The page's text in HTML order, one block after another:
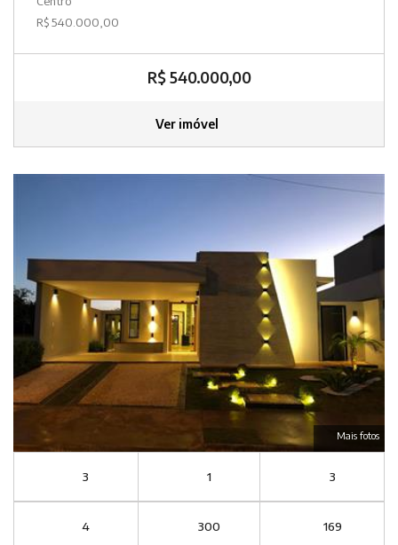
R$ 540.000,00
R$ 540.000,00
Ver imóvel
Mais fotos
3 1 3
4 300 169